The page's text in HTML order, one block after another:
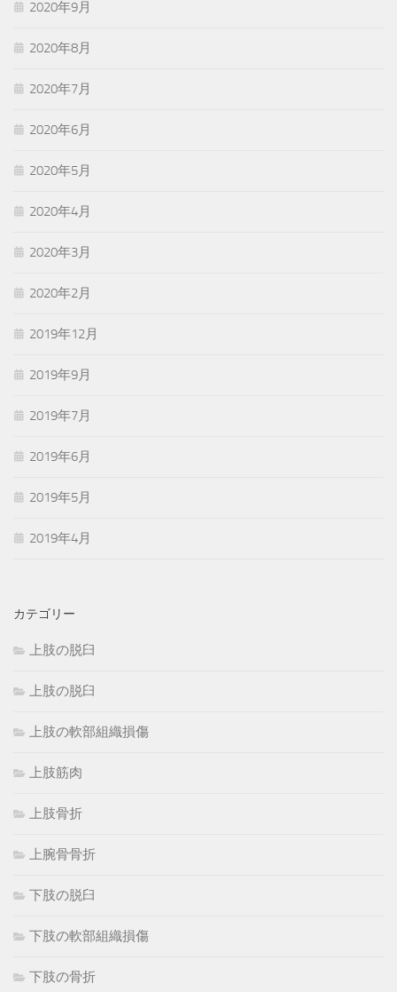
2020年9月
2020年8月
2020年7月
2020年6月
2020年5月
2020年4月
2020年3月
2020年2月
2019年12月
2019年9月
2019年7月
2019年6月
2019年5月
2019年4月
カテゴリー
上肢の脱臼
上肢の脱臼
上肢の軟部組織損傷
上肢筋肉
上肢骨折
上腕骨骨折
下肢の脱臼
下肢の軟部組織損傷
下肢の骨折